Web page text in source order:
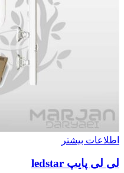
اطلاعات بیشتر
لی لی پایپ ledstar